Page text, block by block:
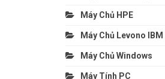
Máy Chủ HPE
Máy Chủ Levono IBM
Máy Chủ Windows
Máy Tính PC